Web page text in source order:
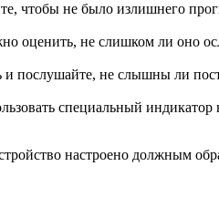
чтобы не было излишнего
оценить, не слишком ли оно
и послушайте, не слышны ли
специальный индикатор
настроено должным